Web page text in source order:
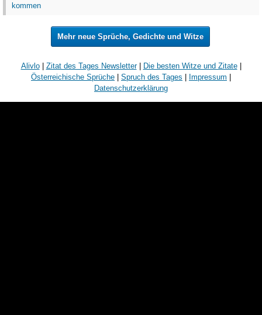
kommen
Mehr neue Sprüche, Gedichte und Witze
Alivlo| Zitat des Tages Newsletter| Die besten Witze und Zitate|
Österreichische Sprüche | Spruch des Tages | Impressum |
Datenschutzerklärung